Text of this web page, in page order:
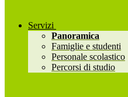
Servizi
Panoramica
Famiglie e studenti
Personale scolastico
Percorsi di studio